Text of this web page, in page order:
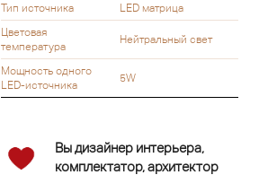
Тип источника
LED матрица
Цветовая
температура
Нейтральный свет
Мощность одного
LED-источника
5W
Вы дизайнер интерьера,
комплектатор, архитектор